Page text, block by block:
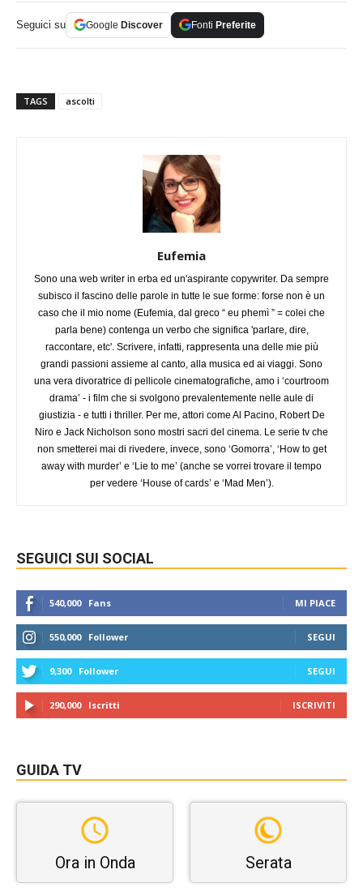
Seguici su Google Discover Fonti Preferite
TAGS ascolti
Eufemia
Sono una web writer in erba ed un'aspirante copywriter. Da sempre
subisco il fascino delle parole in tutte le sue forme: forse non è un
caso che il mio nome (Eufemia, dal greco “ eu phemì ” = colei che
parla bene) contenga un verbo che significa 'parlare, dire,
raccontare, etc'. Scrivere, infatti, rappresenta una delle mie più
grandi passioni assieme al canto, alla musica ed ai viaggi. Sono
una vera divoratrice di pellicole cinematografiche, amo i ‘courtroom
drama’ - i film che si svolgono prevalentemente nelle aule di
giustizia - e tutti i thriller. Per me, attori come Al Pacino, Robert De
Niro e Jack Nicholson sono mostri sacri del cinema. Le serie tv che
non smetterei mai di rivedere, invece, sono ‘Gomorra’, ‘How to get
away with murder’ e ‘Lie to me’ (anche se vorrei trovare il tempo
per vedere ‘House of cards’ e ‘Mad Men’).
SEGUICI SUI SOCIAL
540,000 Fans MI PIACE
550,000 Follower SEGUI
9,300 Follower SEGUI
290,000 Iscritti ISCRIVITI
GUIDA TV
Ora in Onda Serata